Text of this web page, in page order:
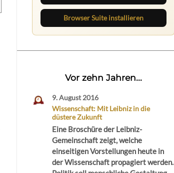
Browser Suite installieren
Vor zehn Jahren...
9. August 2016
Wissenschaft: Mit Leibniz in die
düstere Zukunft
Eine Broschüre der Leibniz-
Gemeinschaft zeigt, welche
einseitigen Vorstellungen heute in
der Wissenschaft propagiert werden.